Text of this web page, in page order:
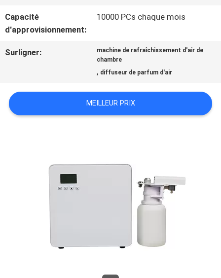
CONTRÔLE
CONTACTEZ-
NOUS
CITATION
Capacité
d'approvisionnement:
10000 PCs chaque mois
Surligner:
machine de rafraîchissement d'air de
chambre
, diffuseur de parfum d'air
MEILLEUR PRIX